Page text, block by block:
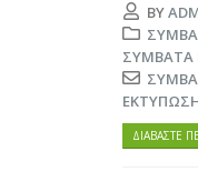
BY
ΣΥΜΒΑΤΆ
ΔΙΑΒΆΣΤΕ